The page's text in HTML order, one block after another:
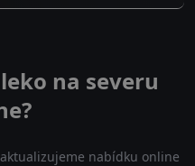
na severu
nabídku online